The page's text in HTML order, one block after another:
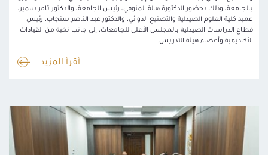
بالجامعة، وذلك بحضور الدكتورة هالة المنوفي، رئيس الجامعة، والدكتور تامر سمير،
عميد كلية العلوم الصيدلية والتصنيع الدوائي، والدكتور عبد الناصر سنجاب، رئيس
قطاع الدراسات الصيدلية بالمجلس الأعلى للجامعات، إلى جانب نخبة من القيادات
الأكاديمية وأعضاء هيئة التدريس.
أقرأ المزيد